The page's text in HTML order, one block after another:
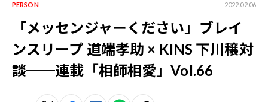
PERSON 2022.02.06
「メッセンジャーください」ブレイ
ンスリープ 道端孝助 × KINS 下川穣対
談──連載「相師相愛」Vol.66